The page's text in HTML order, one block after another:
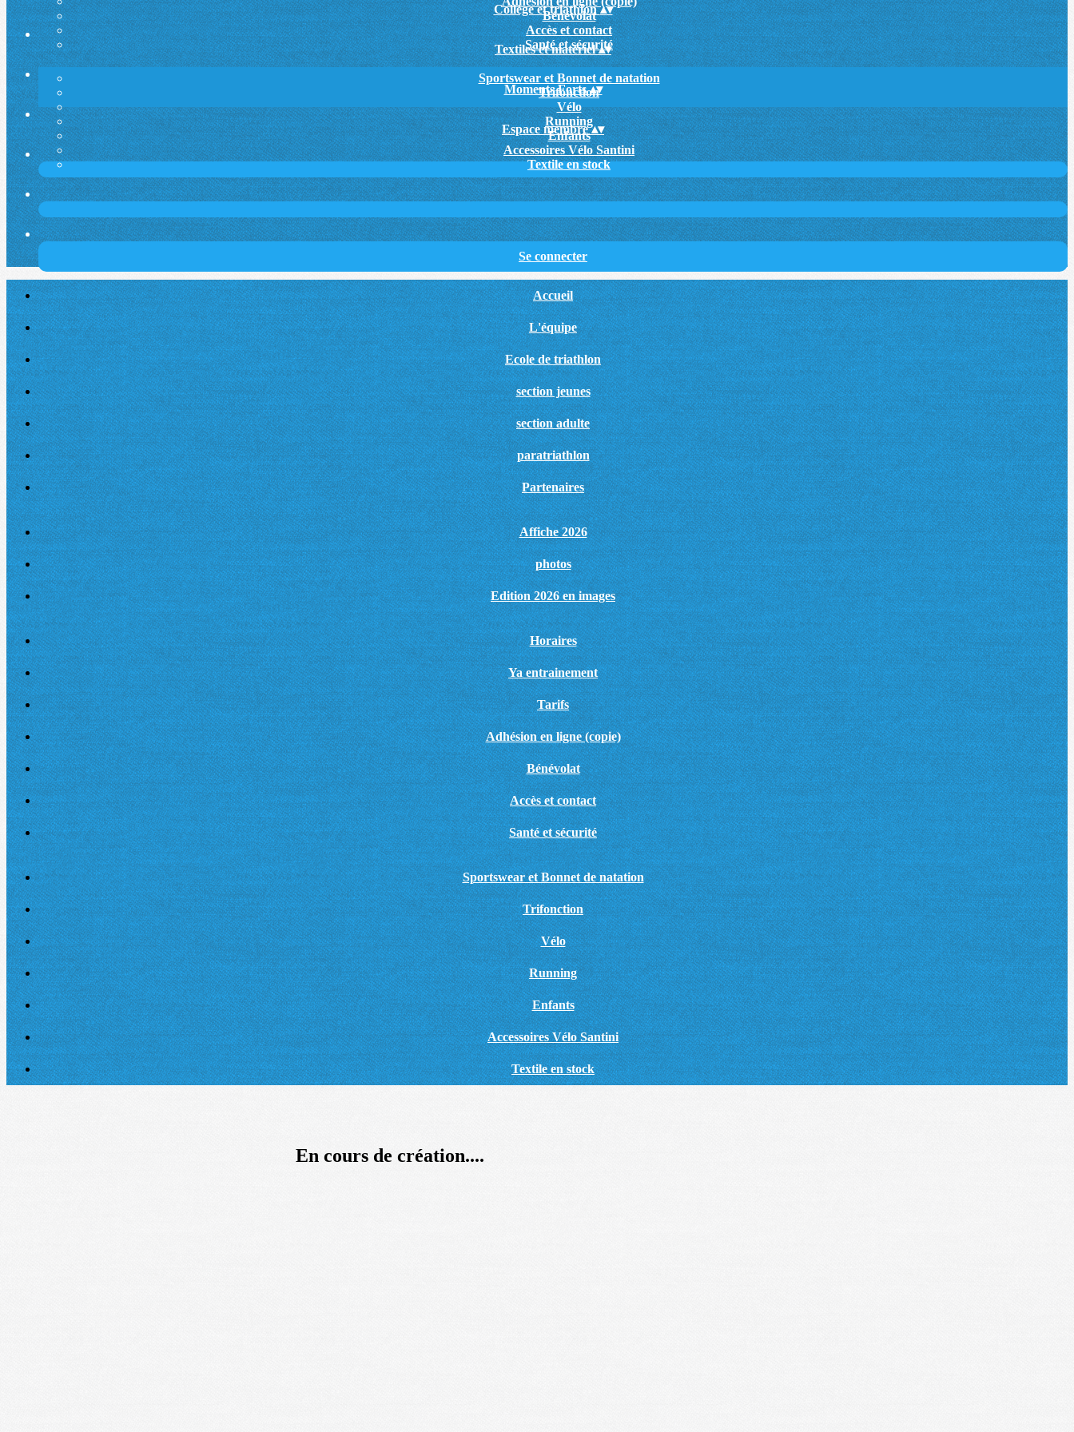
Bénévolat
Accès et contact
Santé et sécurité
Collège et triathlon▴▾
Textiles et matériel▴▾
Sportswear et Bonnet de natation
Trifonction
Vélo
Running
Enfants
Accessoires Vélo Santini
Textile en stock
Moments Forts▴▾
Espace membre▴▾
Se connecter
Accueil
L'équipe
Ecole de triathlon
section jeunes
section adulte
paratriathlon
Partenaires
Affiche 2026
photos
Edition 2026 en images
Horaires
Ya entrainement
Tarifs
Adhésion en ligne (copie)
Bénévolat
Accès et contact
Santé et sécurité
Sportswear et Bonnet de natation
Trifonction
Vélo
Running
Enfants
Accessoires Vélo Santini
Textile en stock
En cours de création....